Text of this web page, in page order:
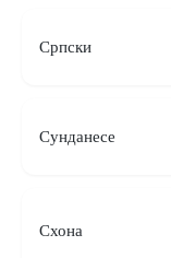
Српски
Сунданесе
Схона